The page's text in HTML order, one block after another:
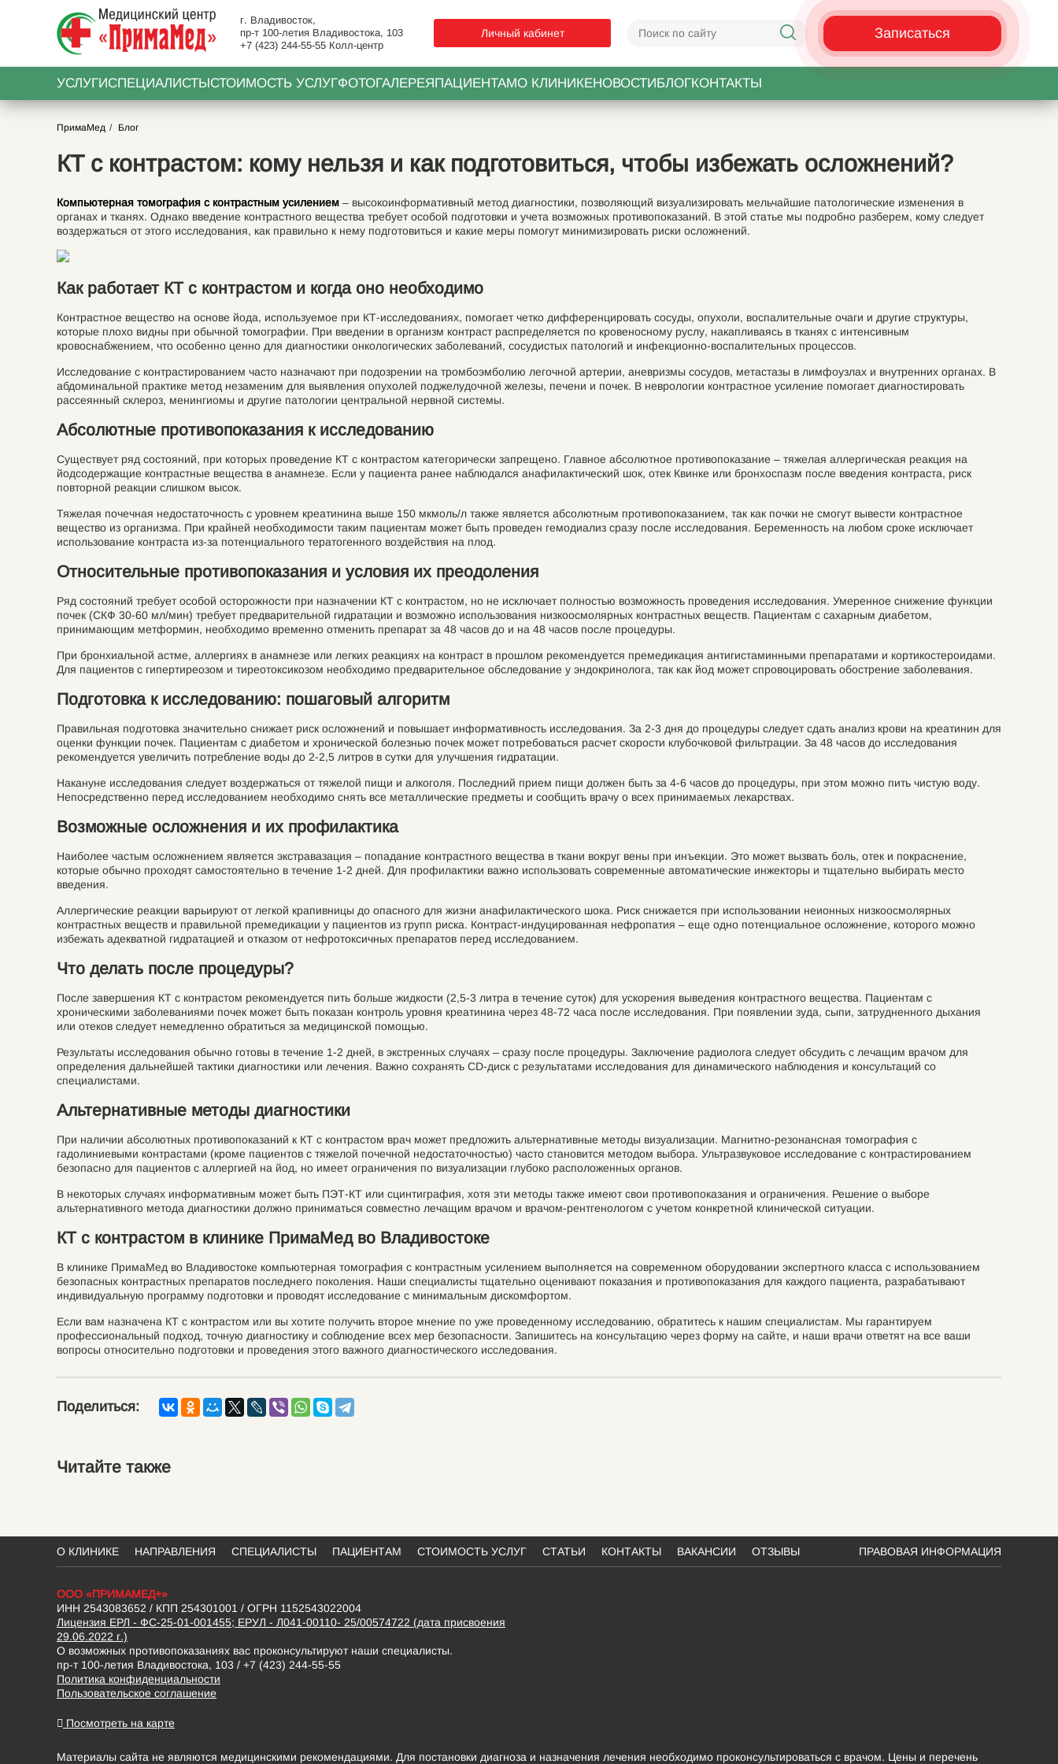
г. Владивосток,
пр-т 100-летия Владивостока, 103
+7 (423) 244-55-55 Колл-центр
Личный кабинет Записаться
УСЛУГИСПЕЦИАЛИСТЫСТОИМОСТЬ УСЛУГФОТОГАЛЕРЕЯПАЦИЕНТАМО КЛИНИКЕНОВОСТИБЛОГКОНТАКТЫ
ПримаМед Блог
КТ с контрастом: кому нельзя и как подготовиться, чтобы избежать осложнений?
Компьютерная томография с контрастным усилением – высокоинформативный метод диагностики, позволяющий визуализировать мельчайшие патологические изменения в
органах и тканях. Однако введение контрастного вещества требует особой подготовки и учета возможных противопоказаний. В этой статье мы подробно разберем, кому следует
воздержаться от этого исследования, как правильно к нему подготовиться и какие меры помогут минимизировать риски осложнений.
Как работает КТ с контрастом и когда оно необходимо
Контрастное вещество на основе йода, используемое при КТ-исследованиях, помогает четко дифференцировать сосуды, опухоли, воспалительные очаги и другие структуры,
которые плохо видны при обычной томографии. При введении в организм контраст распределяется по кровеносному руслу, накапливаясь в тканях с интенсивным
кровоснабжением, что особенно ценно для диагностики онкологических заболеваний, сосудистых патологий и инфекционно-воспалительных процессов.
Исследование с контрастированием часто назначают при подозрении на тромбоэмболию легочной артерии, аневризмы сосудов, метастазы в лимфоузлах и внутренних органах. В
абдоминальной практике метод незаменим для выявления опухолей поджелудочной железы, печени и почек. В неврологии контрастное усиление помогает диагностировать
рассеянный склероз, менингиомы и другие патологии центральной нервной системы.
Абсолютные противопоказания к исследованию
Существует ряд состояний, при которых проведение КТ с контрастом категорически запрещено. Главное абсолютное противопоказание – тяжелая аллергическая реакция на
йодсодержащие контрастные вещества в анамнезе. Если у пациента ранее наблюдался анафилактический шок, отек Квинке или бронхоспазм после введения контраста, риск
повторной реакции слишком высок.
Тяжелая почечная недостаточность с уровнем креатинина выше 150 мкмоль/л также является абсолютным противопоказанием, так как почки не смогут вывести контрастное
вещество из организма. При крайней необходимости таким пациентам может быть проведен гемодиализ сразу после исследования. Беременность на любом сроке исключает
использование контраста из-за потенциального тератогенного воздействия на плод.
Относительные противопоказания и условия их преодоления
Ряд состояний требует особой осторожности при назначении КТ с контрастом, но не исключает полностью возможность проведения исследования. Умеренное снижение функции
почек (СКФ 30-60 мл/мин) требует предварительной гидратации и возможно использования низкоосмолярных контрастных веществ. Пациентам с сахарным диабетом,
принимающим метформин, необходимо временно отменить препарат за 48 часов до и на 48 часов после процедуры.
При бронхиальной астме, аллергиях в анамнезе или легких реакциях на контраст в прошлом рекомендуется премедикация антигистаминными препаратами и кортикостероидами.
Для пациентов с гипертиреозом и тиреотоксикозом необходимо предварительное обследование у эндокринолога, так как йод может спровоцировать обострение заболевания.
Подготовка к исследованию: пошаговый алгоритм
Правильная подготовка значительно снижает риск осложнений и повышает информативность исследования. За 2-3 дня до процедуры следует сдать анализ крови на креатинин для
оценки функции почек. Пациентам с диабетом и хронической болезнью почек может потребоваться расчет скорости клубочковой фильтрации. За 48 часов до исследования
рекомендуется увеличить потребление воды до 2-2,5 литров в сутки для улучшения гидратации.
Накануне исследования следует воздержаться от тяжелой пищи и алкоголя. Последний прием пищи должен быть за 4-6 часов до процедуры, при этом можно пить чистую воду.
Непосредственно перед исследованием необходимо снять все металлические предметы и сообщить врачу о всех принимаемых лекарствах.
Возможные осложнения и их профилактика
Наиболее частым осложнением является экстравазация – попадание контрастного вещества в ткани вокруг вены при инъекции. Это может вызвать боль, отек и покраснение,
которые обычно проходят самостоятельно в течение 1-2 дней. Для профилактики важно использовать современные автоматические инжекторы и тщательно выбирать место
введения.
Аллергические реакции варьируют от легкой крапивницы до опасного для жизни анафилактического шока. Риск снижается при использовании неионных низкоосмолярных
контрастных веществ и правильной премедикации у пациентов из групп риска. Контраст-индуцированная нефропатия – еще одно потенциальное осложнение, которого можно
избежать адекватной гидратацией и отказом от нефротоксичных препаратов перед исследованием.
Что делать после процедуры?
После завершения КТ с контрастом рекомендуется пить больше жидкости (2,5-3 литра в течение суток) для ускорения выведения контрастного вещества. Пациентам с
хроническими заболеваниями почек может быть показан контроль уровня креатинина через 48-72 часа после исследования. При появлении зуда, сыпи, затрудненного дыхания
или отеков следует немедленно обратиться за медицинской помощью.
Результаты исследования обычно готовы в течение 1-2 дней, в экстренных случаях – сразу после процедуры. Заключение радиолога следует обсудить с лечащим врачом для
определения дальнейшей тактики диагностики или лечения. Важно сохранять CD-диск с результатами исследования для динамического наблюдения и консультаций со
специалистами.
Альтернативные методы диагностики
При наличии абсолютных противопоказаний к КТ с контрастом врач может предложить альтернативные методы визуализации. Магнитно-резонансная томография с
гадолиниевыми контрастами (кроме пациентов с тяжелой почечной недостаточностью) часто становится методом выбора. Ультразвуковое исследование с контрастированием
безопасно для пациентов с аллергией на йод, но имеет ограничения по визуализации глубоко расположенных органов.
В некоторых случаях информативным может быть ПЭТ-КТ или сцинтиграфия, хотя эти методы также имеют свои противопоказания и ограничения. Решение о выборе
альтернативного метода диагностики должно приниматься совместно лечащим врачом и врачом-рентгенологом с учетом конкретной клинической ситуации.
КТ с контрастом в клинике ПримаМед во Владивостоке
В клинике ПримаМед во Владивостоке компьютерная томография с контрастным усилением выполняется на современном оборудовании экспертного класса с использованием
безопасных контрастных препаратов последнего поколения. Наши специалисты тщательно оценивают показания и противопоказания для каждого пациента, разрабатывают
индивидуальную программу подготовки и проводят исследование с минимальным дискомфортом.
Если вам назначена КТ с контрастом или вы хотите получить второе мнение по уже проведенному исследованию, обратитесь к нашим специалистам. Мы гарантируем
профессиональный подход, точную диагностику и соблюдение всех мер безопасности. Запишитесь на консультацию через форму на сайте, и наши врачи ответят на все ваши
вопросы относительно подготовки и проведения этого важного диагностического исследования.
Поделиться:
Читайте также
О КЛИНИКЕ НАПРАВЛЕНИЯ СПЕЦИАЛИСТЫ ПАЦИЕНТАМ СТОИМОСТЬ УСЛУГ СТАТЬИ КОНТАКТЫ ВАКАНСИИ ОТЗЫВЫ ПРАВОВАЯ ИНФОРМАЦИЯ
ООО «ПРИМАМЕД+»
ИНН 2543083652 / КПП 254301001 / ОГРН 1152543022004
Лицензия ЕРЛ - ФС-25-01-001455; ЕРУЛ - Л041-00110- 25/00574722 (дата присвоения
29.06.2022 г.)
О возможных противопоказаниях вас проконсультируют наши специалисты.
пр-т 100-летия Владивостока, 103 / +7 (423) 244-55-55
Политика конфиденциальности
Пользовательское соглашение
Посмотреть на карте
Материалы сайта не являются медицинскими рекомендациями. Для постановки диагноза и назначения лечения необходимо проконсультироваться с врачом. Цены и перечень